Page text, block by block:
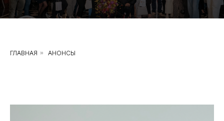
ГЛАВНАЯ » АНОНСЫ